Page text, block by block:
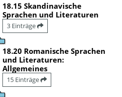
18.15 Skandinavische
Sprachen und Literaturen
3 Einträge
18.20 Romanische Sprachen
und Literaturen:
Allgemeines
15 Einträge